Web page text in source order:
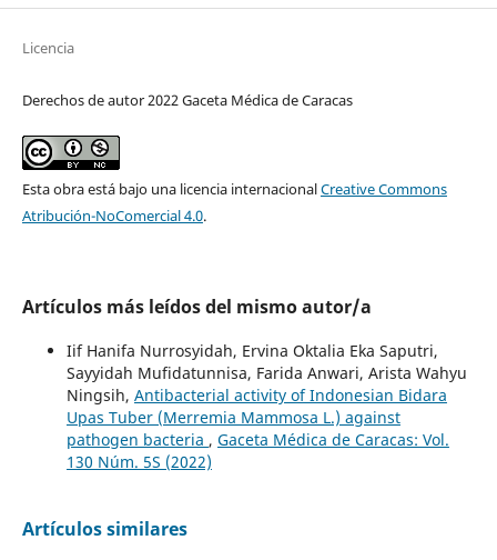
Licencia
Derechos de autor 2022 Gaceta Médica de Caracas
Esta obra está bajo una licencia internacionalCreative Commons
Atribución-NoComercial 4.0.
Artículos más leídos del mismo autor/a
Iif Hanifa Nurrosyidah, Ervina Oktalia Eka Saputri,
Sayyidah Mufidatunnisa, Farida Anwari, Arista Wahyu
Ningsih, Antibacterial activity of Indonesian Bidara
Upas Tuber (Merremia Mammosa L.) against
pathogen bacteria , Gaceta Médica de Caracas: Vol.
130 Núm. 5S (2022)
Artículos similares